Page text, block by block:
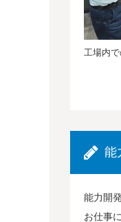
工場内
能
能力開
お仕事